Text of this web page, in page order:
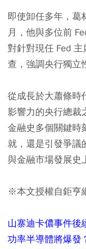
即使卸任多年，葛
月，他與多位前
對針對現任 Fed 主
查，強調央行獨立
從成長於大蕭條時
影響力的央行總裁
金融史多個關鍵時
就，還是引發爭議
與金融市場發展史
※本文授權自鉅亨
山寨迪卡儂事件後
功率半導體將爆發